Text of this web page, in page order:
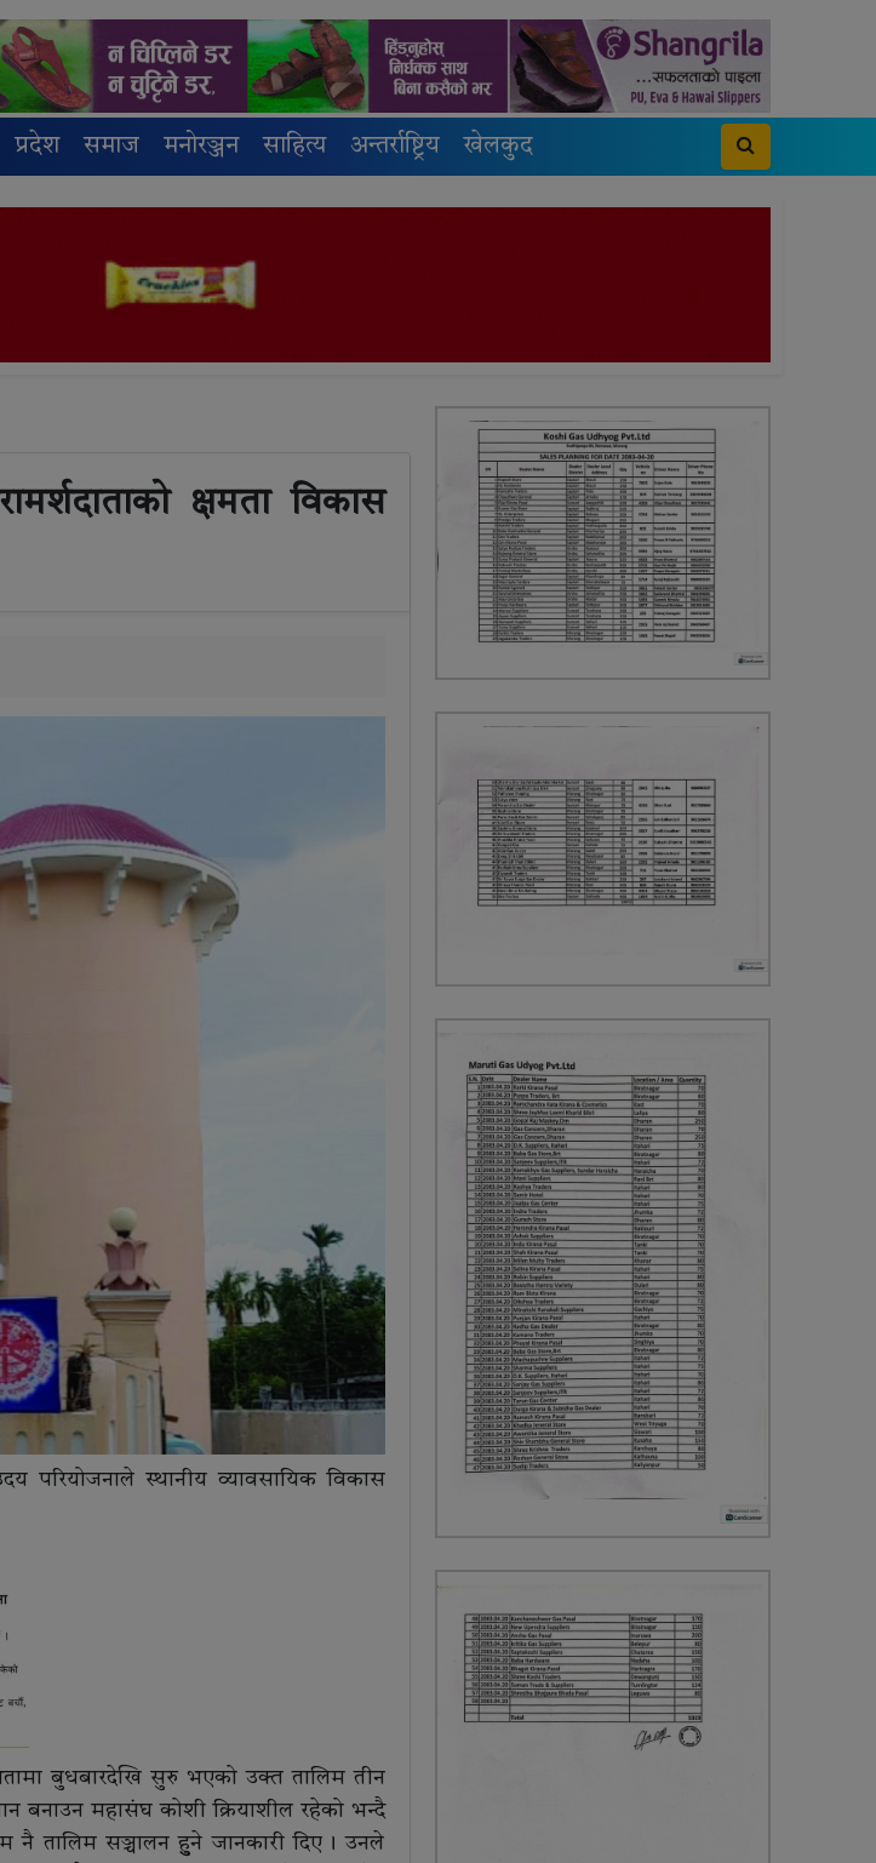
प्रदेश समाज मनोरञ्जन साहित्य अन्तर्राष्ट्रिय खेलकुद
क्षमता विकास
परियोजनाले स्थानीय व्यावसायिक विकास
बुधबारदेखि सुरु भएको उक्त तालिम तीन
बनाउन महासंघ कोशी क्रियाशील रहेको भन्दै
नै तालिम सञ्चालन हुुने जानकारी दिए । उनले